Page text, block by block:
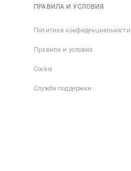
ПРАВИЛА И УСЛОВИЯ
Политика конфиденциальности
Правила и условия
Cookie
Служба поддержки